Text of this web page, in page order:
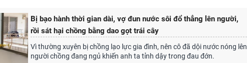
Bị bạo hành thời gian dài, vợ đun nước sôi đổ thẳng lên người,
rồi sát hại chồng bằng dao gọt trái cây
Vì thường xuyên bị chồng lạo lực gia đình, nên cô đã dội nước nóng lên
người chồng đang ngủ khiến anh ta tỉnh dậy trong đau đớn.